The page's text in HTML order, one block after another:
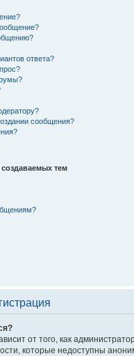
ответа?
сообщения?
тем
от того, как
которые недоступны